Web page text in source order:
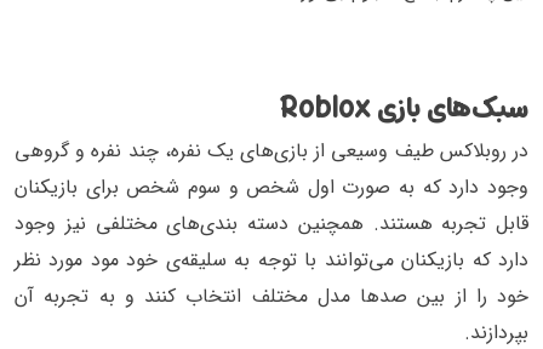
سبک‌های بازی Roblox
در روبلاکس طیف وسیعی از بازی‌های یک نفره، چند نفره و گروهی
وجود دارد که به صورت اول شخص و سوم شخص برای بازیکنان
قابل تجربه‌ هستند. همچنین دسته بندی‌های مختلفی نیز وجود
دارد که بازیکنان می‌توانند با توجه‌ به سلیقه‌ی خود مود مورد نظر
خود را از بین صدها مدل مختلف انتخاب کنند و به تجربه‌ آن
بپردازند.